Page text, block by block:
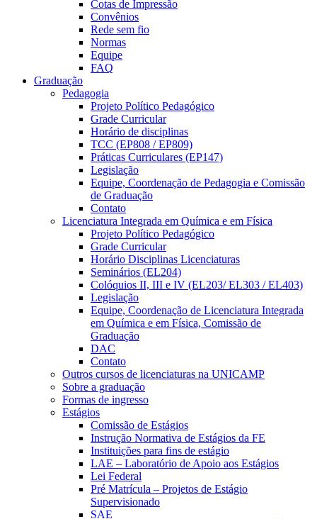
Cotas de Impressão
Convênios
Rede sem fio
Normas
Equipe
FAQ
Graduação
Pedagogia
Projeto Político Pedagógico
Grade Curricular
Horário de disciplinas
TCC (EP808 / EP809)
Práticas Curriculares (EP147)
Legislação
Equipe, Coordenação de Pedagogia e Comissão
de Graduação
Contato
Licenciatura Integrada em Química e em Física
Projeto Político Pedagógico
Grade Curricular
Horário Disciplinas Licenciaturas
Seminários (EL204)
Colóquios II, III e IV (EL203/ EL303 / EL403)
Legislação
Equipe, Coordenação de Licenciatura Integrada
em Química e em Física, Comissão de
Graduação
DAC
Contato
Outros cursos de licenciaturas na UNICAMP
Sobre a graduação
Formas de ingresso
Estágios
Comissão de Estágios
Instrução Normativa de Estágios da FE
Instituições para fins de estágio
LAE – Laboratório de Apoio aos Estágios
Lei Federal
Pré Matrícula – Projetos de Estágio
Supervisionado
SAE